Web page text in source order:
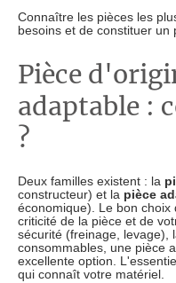
Connaître les pièces les
besoins et de constituer un
Pièce
adaptable :
?
Deux familles existent : la
constructeur) et la pièce
économique). Le bon
criticité de la pièce et de
sécurité (freinage, levage),
consommables, une pièce
excellente option.
qui connaît votre matériel.